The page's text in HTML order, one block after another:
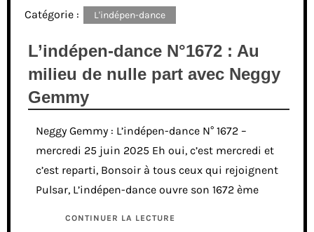
Catégorie : L'indépen-dance
L’indépen-dance N°1672 : Au
milieu de nulle part avec Neggy
Gemmy
Neggy Gemmy : L’indépen-dance N° 1672 –
mercredi 25 juin 2025 Eh oui, c’est mercredi et
c’est reparti, Bonsoir à tous ceux qui rejoignent
Pulsar, L’indépen-dance ouvre son 1672 ème
CONTINUER LA LECTURE